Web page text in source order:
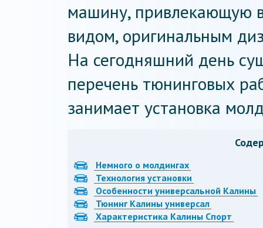
машину, привлекающую
видом, оригинальным
На сегодняшний день
перечень тюнинговых
занимает установка
Немного о молдингах
Технология установки
Особенности универсальной Калины
Тюнинг Калины универсал
Характеристика Калины Спорт